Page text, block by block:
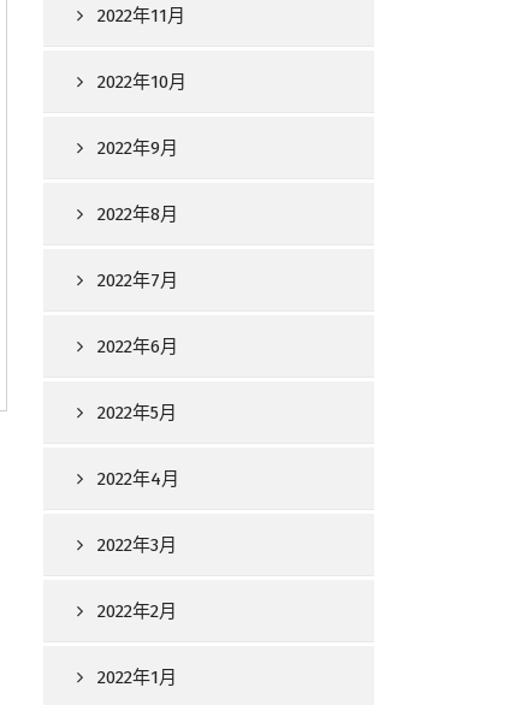
2022年11月
2022年10月
2022年9月
2022年8月
2022年7月
2022年6月
2022年5月
2022年4月
2022年3月
2022年2月
2022年1月